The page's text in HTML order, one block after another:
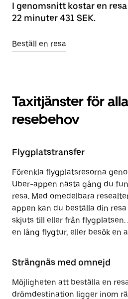
I genomsnitt kostar en
22 minuter 431 SEK.
Beställ en resa
Taxitjänster för
resebehov
Flygplatstransfer
Förenkla flygplatsresorna
Uber-appen nästa gång du
resa. Med omedelbara
appen kan du beställa din
skjuts till eller från
en lång flygtur, eller besök en
Strängnäs med omnejd
Möjligheten att beställa en
drömdestination ligger inom